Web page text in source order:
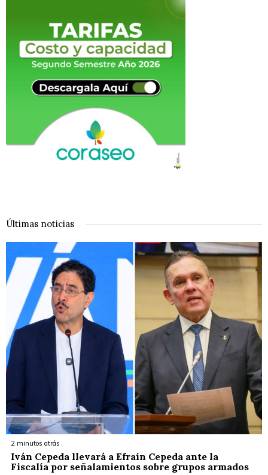
Últimas noticias
2 minutos atrás
Iván Cepeda llevará a Efraín Cepeda ante la
Fiscalía por señalamientos sobre grupos armados